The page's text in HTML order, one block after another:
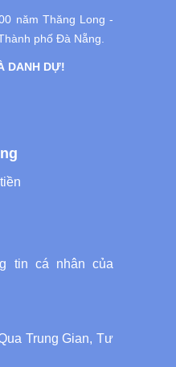
năm Thăng Long -
phố Đà Nẵng.
DANH DỰ!
tin cá nhân của
Trung Gian, Tư